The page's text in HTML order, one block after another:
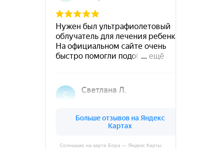
Солнышко на карте Бора — Яндекс Карты